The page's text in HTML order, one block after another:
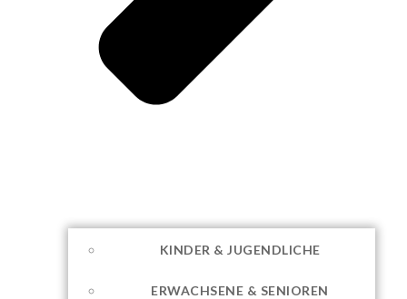
KINDER & JUGENDLICHE
ERWACHSENE & SENIOREN